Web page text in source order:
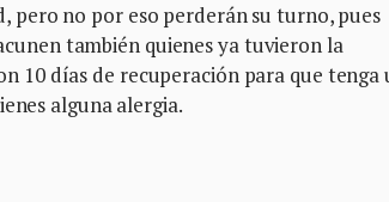
pero no por eso perderán su turno, pues
también quienes ya tuvieron la
10 días de recuperación para que tenga
alguna alergia.